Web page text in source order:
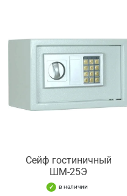
Сейф гостиничный
ШМ-25Э
в наличии